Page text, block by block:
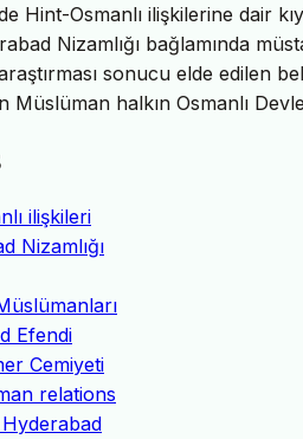
Hint-Osmanlı ilişkilerine dair
Nizamlığı bağlamında
sonucu elde edilen
Müslüman halkın Osmanlı
ilişkileri
Nizamlığı
Efendi
Cemiyeti
relations